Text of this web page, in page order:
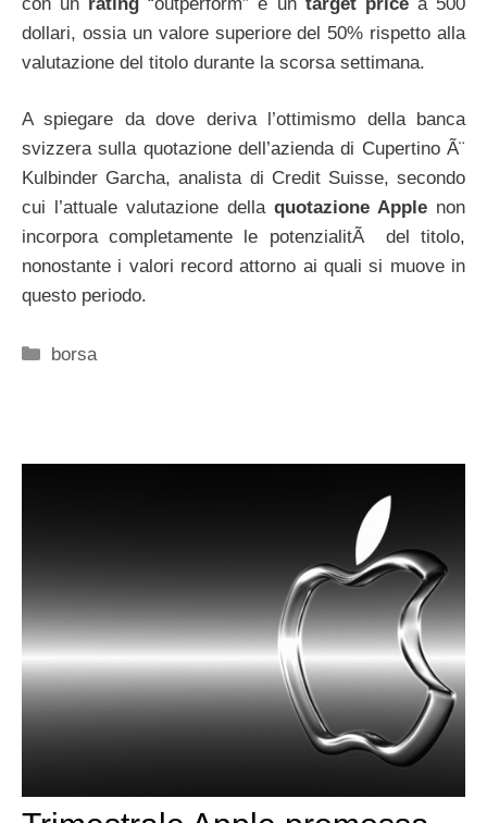
dollari, ossia un valore superiore del 50% rispetto alla
valutazione del titolo durante la scorsa settimana.
A spiegare da dove deriva l’ottimismo della banca
svizzera sulla quotazione dell’azienda di Cupertino Ã¨
Kulbinder Garcha, analista di Credit Suisse, secondo
cui l’attuale valutazione della quotazione Apple non
incorpora completamente le potenzialitÃ del titolo,
nonostante i valori record attorno ai quali si muove in
questo periodo.
Categorie
borsa